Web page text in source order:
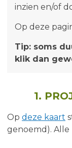
inzien en/of
Op deze
Tip: soms
klik dan
1.
Op deze kaart
genoemd).